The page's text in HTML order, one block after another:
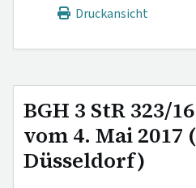
Druckansicht
BGH 3 StR 323/
vom 4. Mai 2017
Düsseldorf)